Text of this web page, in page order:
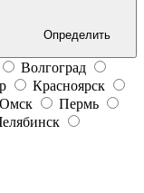
Определить
Волгоград
Красноярск
Омск
Пермь